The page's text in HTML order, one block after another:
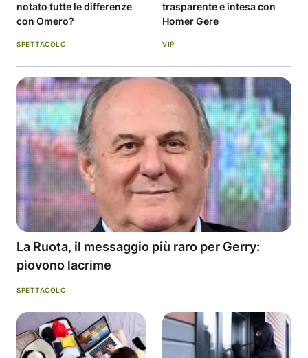
notato tutte le differenze
con Omero?
SPETTACOLO
trasparente e intesa con
Homer Gere
VIP
La Ruota, il messaggio più raro per Gerry:
piovono lacrime
SPETTACOLO